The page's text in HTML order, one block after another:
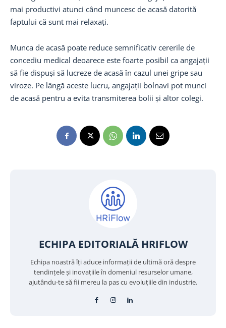
mai productivi atunci când muncesc de acasă datorită
faptului că sunt mai relaxați.
Munca de acasă poate reduce semnificativ cererile de
concediu medical deoarece este foarte posibil ca angajații
să fie dispuși să lucreze de acasă în cazul unei gripe sau
viroze. Pe lângă aceste lucru, angajații bolnavi pot munci
de acasă pentru a evita transmiterea bolii și altor colegi.
ECHIPA EDITORIALĂ HRIFLOW
Echipa noastră îți aduce informații de ultimă oră despre
tendințele și inovațiile în domeniul resurselor umane,
ajutându-te să fii mereu la pas cu evoluțiile din industrie.